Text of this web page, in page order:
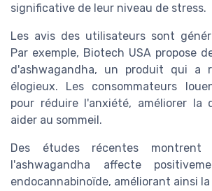
significative de leur niveau de stress.
Les avis des utilisateurs sont
Par exemple, Biotech USA propose
d'ashwagandha, un produit qui a
élogieux. Les consommateurs
pour réduire l'anxiété, améliorer la
aider au sommeil.
Des études récentes montrent
l'ashwagandha affecte
endocannabinoïde, améliorant ainsi